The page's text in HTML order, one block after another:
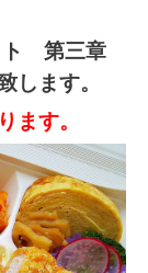
ト 第三章
します。
ます。